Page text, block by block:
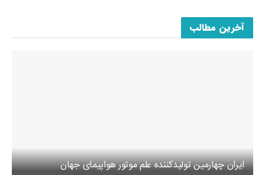
آخرین مطالب
ایران چهارمین تولیدکننده علم موتور هواپیمای جهان